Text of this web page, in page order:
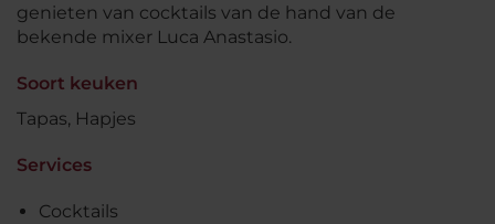
genieten van cocktails van de hand van de
bekende mixer Luca Anastasio.
Soort keuken
Tapas, Hapjes
Services
Cocktails